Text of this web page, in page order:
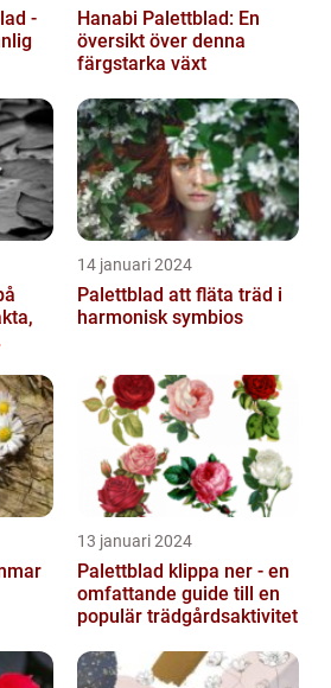
-
Hanabi Palettblad: En
översikt över denna
färgstarka växt
14 januari 2024
Palettblad att fläta träd i
harmonisk symbios
13 januari 2024
Palettblad klippa ner - en
omfattande guide till en
populär trädgårdsaktivitet